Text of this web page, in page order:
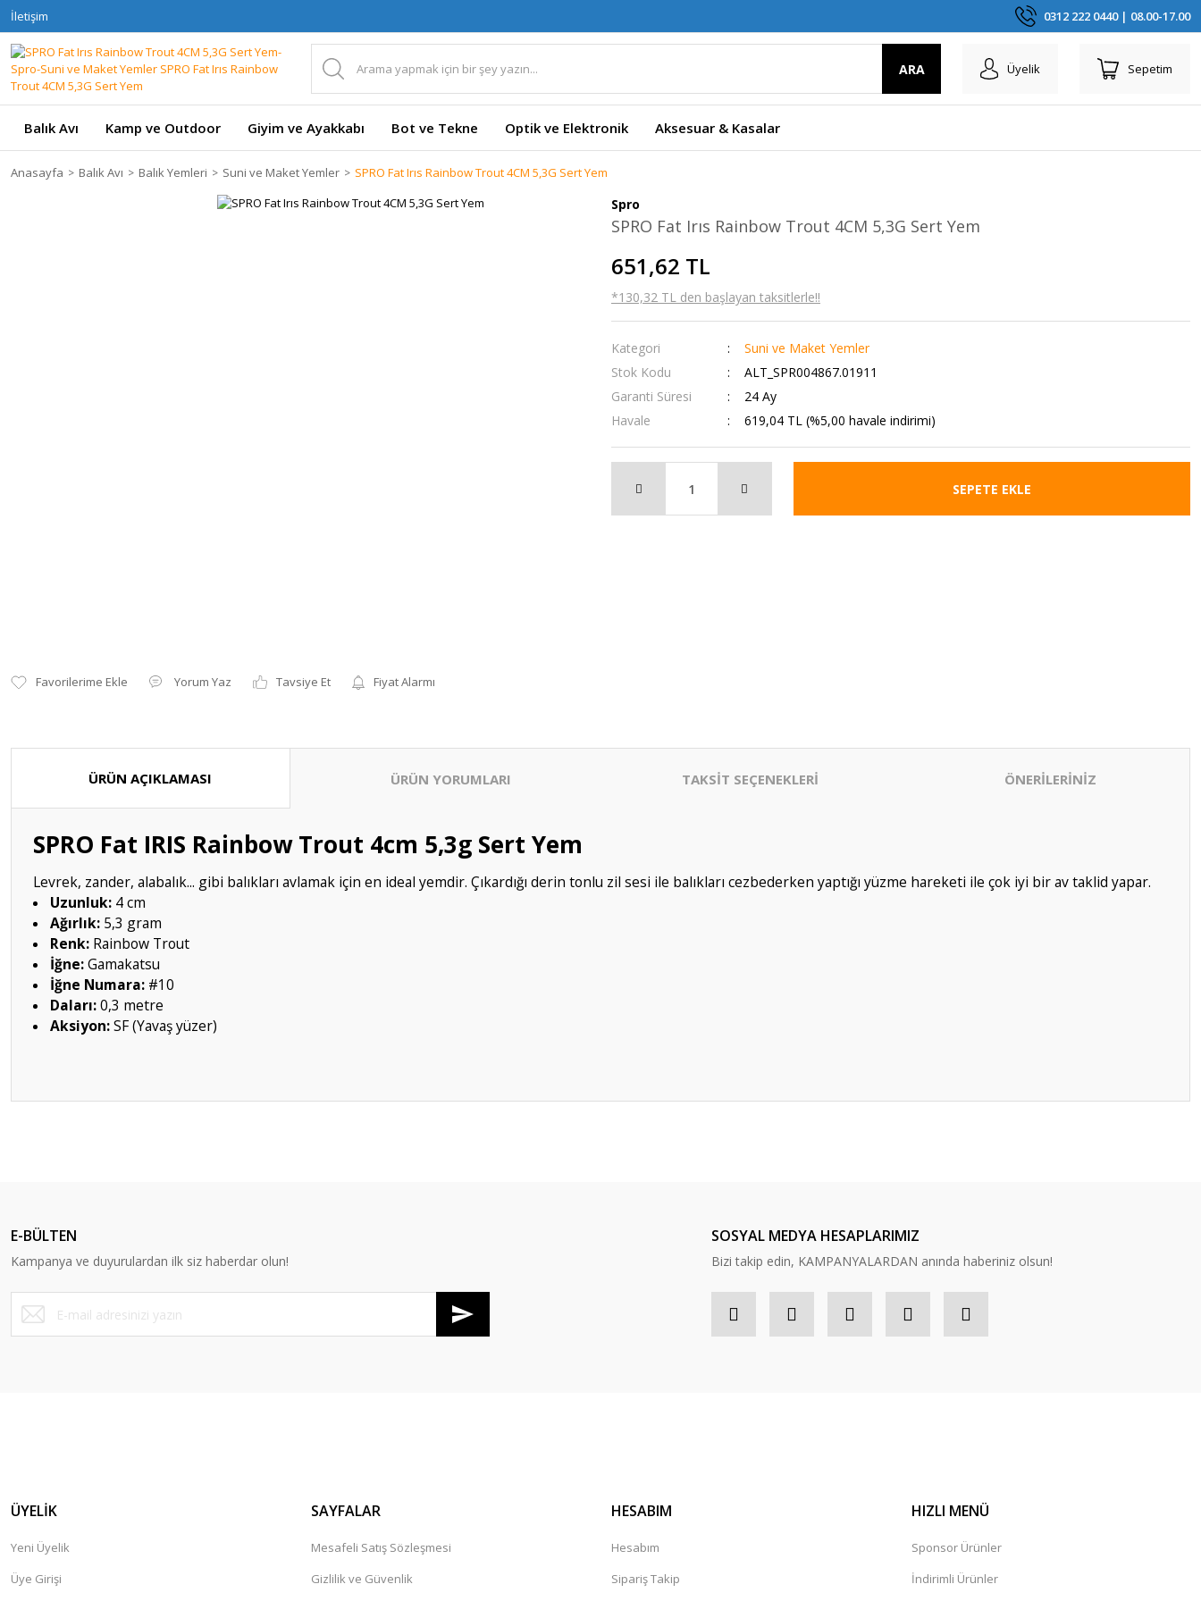
İletişim 0312 222 0440 | 08.00-17.00
ARA Üyelik Sepetim
Balık Avı Kamp ve Outdoor Giyim ve Ayakkabı Bot ve Tekne Optik ve Elektronik Aksesuar & Kasalar
Anasayfa Balık Avı Balık Yemleri Suni ve Maket Yemler SPRO Fat Irıs Rainbow Trout 4CM 5,3G Sert Yem
Yorum Yaz Tavsiye Et Fiyat Alarmı
Spro
SPRO Fat Irıs Rainbow Trout 4CM 5,3G Sert Yem
651,62 TL
*130,32 TL den başlayan taksitlerle!!
Kategori
Suni ve Maket Yemler
Stok Kodu
ALT_SPR004867.01911
Garanti Süresi
24 Ay
Havale
619,04 TL (%5,00 havale indirimi)
SEPETE EKLE
ÜRÜN AÇIKLAMASI ÜRÜN YORUMLARI TAKSİT SEÇENEKLERİ ÖNERİLERİNİZ
SPRO Fat IRIS Rainbow Trout 4cm 5,3g Sert Yem
Levrek, zander, alabalık... gibi balıkları avlamak için en ideal yemdir. Çıkardığı derin tonlu zil sesi ile balıkları cezbederken yaptığı yüzme hareketi ile çok iyi bir av taklid yapar.
Uzunluk: 4 cm
Ağırlık: 5,3 gram
Renk: Rainbow Trout
İğne:Gamakatsu
İğne Numara: #10
Daları:0,3 metre
Aksiyon:SF (Yavaş yüzer)
Ürün bilgilerinde hatalar bulunuyor.
Ürün fiyatı diğer sitelerden daha pahalı.
Bu ürüne benzer farklı alternatifler olmalı.
E-BÜLTEN
Kampanya ve duyurulardan ilk siz haberdar olun!
SOSYAL MEDYA HESAPLARIMIZ
Bizi takip edin, KAMPANYALARDAN anında haberiniz olsun!
ÜYELİK
Yeni Üyelik
Üye Girişi
SAYFALAR
Mesafeli Satış Sözleşmesi
Gizlilik ve Güvenlik
HESABIM
Hesabım
Sipariş Takip
HIZLI MENÜ
Sponsor Ürünler
İndirimli Ürünler